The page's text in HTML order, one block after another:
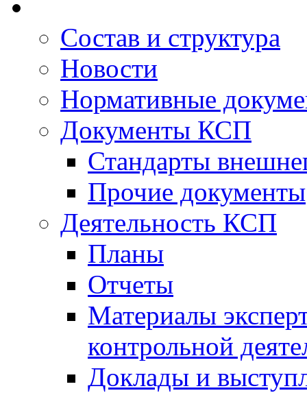
Состав и структура
Новости
Нормативные
Документы КСП
Стандарты
Прочие документы
Деятельность КСП
Планы
Отчеты
Материалы
контрольной
Доклады и